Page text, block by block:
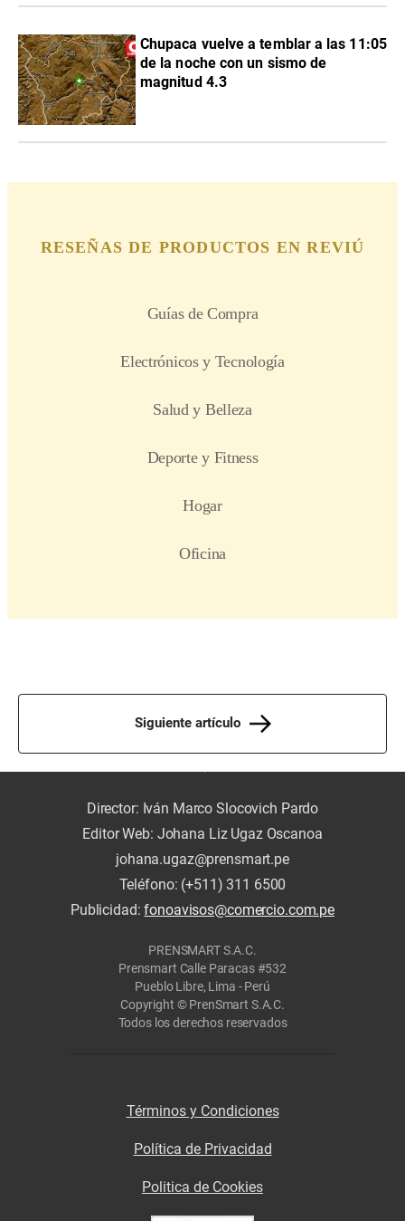
Chupaca vuelve a temblar a las 11:05
de la noche con un sismo de
magnitud 4.3
Siguiente artículo
Director: Iván Marco Slocovich Pardo
Editor Web: Johana Liz Ugaz Oscanoa
johana.ugaz@prensmart.pe
Teléfono: (+511) 311 6500
Publicidad:fonoavisos@comercio.com.pe
PRENSMART S.A.C.
Prensmart Calle Paracas #532
Pueblo Libre, Lima - Perú
Copyright © PrenSmart S.A.C.
Todos los derechos reservados
Términos y Condiciones
Política de Privacidad
Politica de Cookies